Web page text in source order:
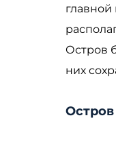
главной
Остров
них